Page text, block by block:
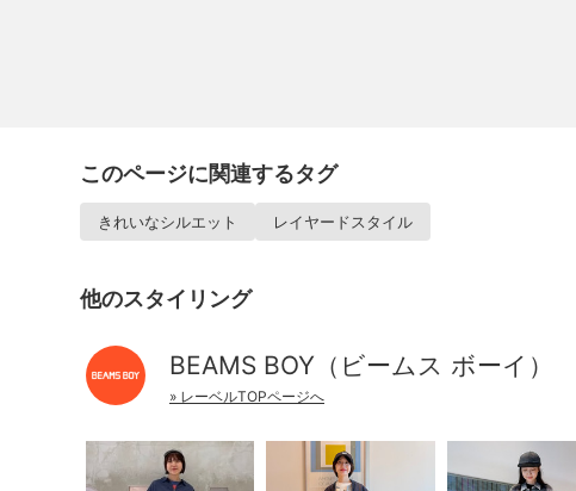
このページに関連するタグ
きれいなシルエット レイヤードスタイル
他のスタイリング
BEAMS BOY（ビームス ボーイ）
» レーベルTOPページへ